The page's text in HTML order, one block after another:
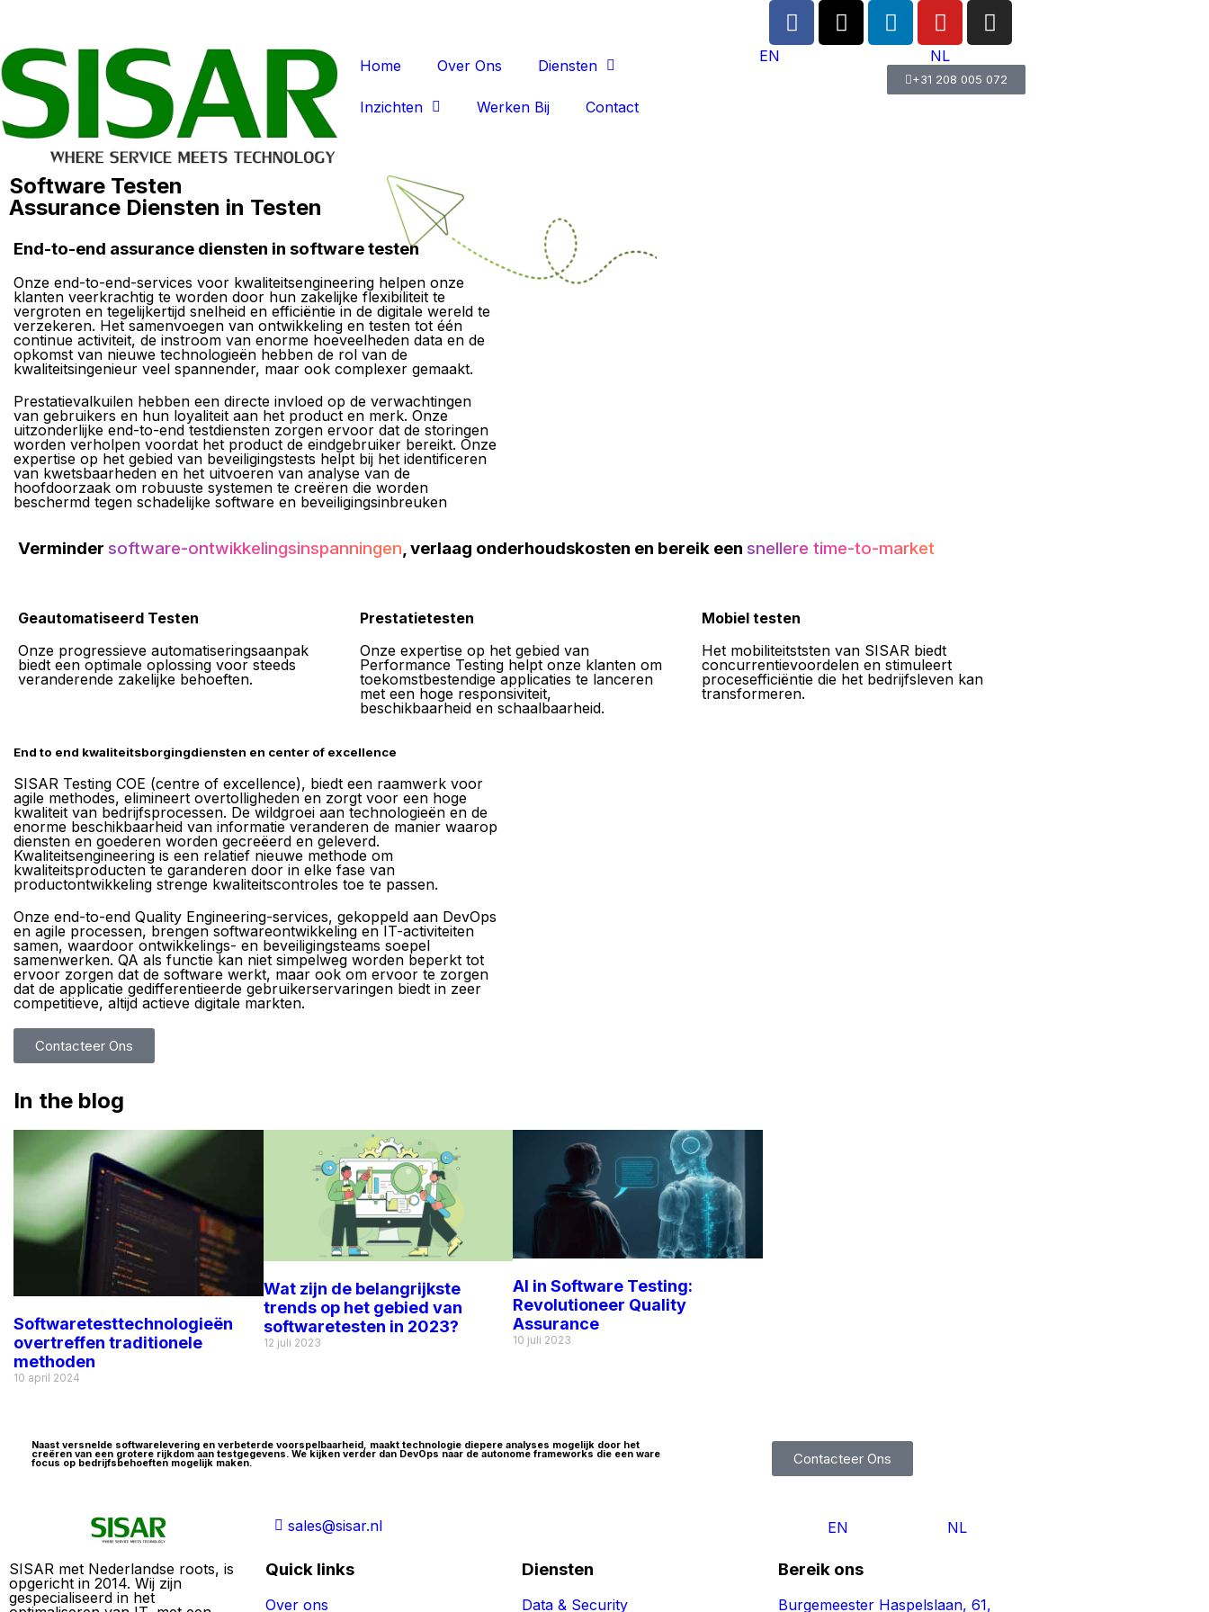
Home Over Ons Diensten
Inzichten Werken Bij Contact
EN NL
+31 208 005 072
Software Testen
Assurance Diensten in Testen
End-to-end assurance diensten in software testen
Onze end-to-end-services voor kwaliteitsengineering helpen onze
klanten veerkrachtig te worden door hun zakelijke flexibiliteit te
vergroten en tegelijkertijd snelheid en efficiëntie in de digitale wereld te
verzekeren. Het samenvoegen van ontwikkeling en testen tot één
continue activiteit, de instroom van enorme hoeveelheden data en de
opkomst van nieuwe technologieën hebben de rol van de
kwaliteitsingenieur veel spannender, maar ook complexer gemaakt.
Prestatievalkuilen hebben een directe invloed op de verwachtingen
van gebruikers en hun loyaliteit aan het product en merk. Onze
uitzonderlijke end-to-end testdiensten zorgen ervoor dat de storingen
worden verholpen voordat het product de eindgebruiker bereikt. Onze
expertise op het gebied van beveiligingstests helpt bij het identificeren
van kwetsbaarheden en het uitvoeren van analyse van de
hoofdoorzaak om robuuste systemen te creëren die worden
beschermd tegen schadelijke software en beveiligingsinbreuken
Verminder software-ontwikkelingsinspanningen, verlaag onderhoudskosten en bereik een snellere time-to-market
Geautomatiseerd Testen
Onze progressieve automatiseringsaanpak
biedt een optimale oplossing voor steeds
veranderende zakelijke behoeften.
Prestatietesten
Onze expertise op het gebied van
Performance Testing helpt onze klanten om
toekomstbestendige applicaties te lanceren
met een hoge responsiviteit,
beschikbaarheid en schaalbaarheid.
Mobiel testen
Het mobiliteitststen van SISAR biedt
concurrentievoordelen en stimuleert
procesefficiëntie die het bedrijfsleven kan
transformeren.
End to end kwaliteitsborgingdiensten en center of excellence
SISAR Testing COE (centre of excellence), biedt een raamwerk voor
agile methodes, elimineert overtolligheden en zorgt voor een hoge
kwaliteit van bedrijfsprocessen. De wildgroei aan technologieën en de
enorme beschikbaarheid van informatie veranderen de manier waarop
diensten en goederen worden gecreëerd en geleverd.
Kwaliteitsengineering is een relatief nieuwe methode om
kwaliteitsproducten te garanderen door in elke fase van
productontwikkeling strenge kwaliteitscontroles toe te passen.
Onze end-to-end Quality Engineering-services, gekoppeld aan DevOps
en agile processen, brengen softwareontwikkeling en IT-activiteiten
samen, waardoor ontwikkelings- en beveiligingsteams soepel
samenwerken. QA als functie kan niet simpelweg worden beperkt tot
ervoor zorgen dat de software werkt, maar ook om ervoor te zorgen
dat de applicatie gedifferentieerde gebruikerservaringen biedt in zeer
competitieve, altijd actieve digitale markten.
Contacteer Ons
In the blog
Softwaretesttechnologieën
overtreffen traditionele
methoden
10 april 2024
Wat zijn de belangrijkste
trends op het gebied van
softwaretesten in 2023?
12 juli 2023
AI in Software Testing:
Revolutioneer Quality
Assurance
10 juli 2023
Naast versnelde softwarelevering en verbeterde voorspelbaarheid, maakt technologie diepere analyses mogelijk door het
creëren van een grotere rijkdom aan testgegevens. We kijken verder dan DevOps naar de autonome frameworks die een ware
focus op bedrijfsbehoeften mogelijk maken. Contacteer Ons
sales@sisar.nl EN NL
SISAR met Nederlandse roots, is
opgericht in 2014. Wij zijn
gespecialiseerd in het
Quick links
Over ons
Diensten
Data & Security
Bereik ons
Burgemeester Haspelslaan, 61,